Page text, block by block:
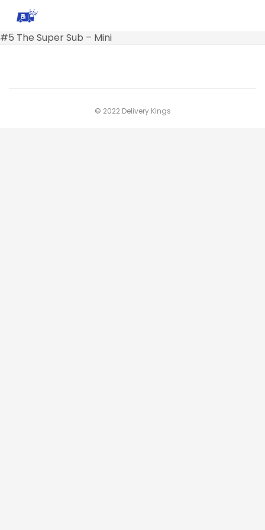
#5 The Super Sub – Mini
© 2022 Delivery Kings